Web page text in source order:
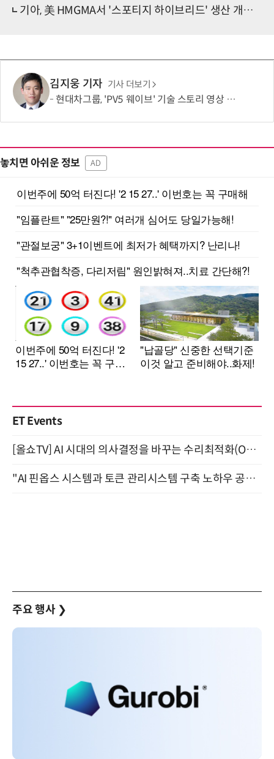
기아, 美 HMGMA서 '스포티지 하이브리드' 생산 개시…전동화 라인업 강화
김지웅 기자 기사 더보기
현대차그룹, 'PV5 웨이브' 기술 스토리 영상 조회수 1000만뷰 돌파
놓치면 아쉬운 정보 AD
ET Events
[올쇼TV] AI 시대의 의사결정을 바꾸는 수리최적화(Optimization) 소개 (8/20 생방송)
"AI 핀옵스 시스템과 토큰 관리시스템 구축 노하우 공개" 잠실 한국광고문화회관 2층 대회의실 (8/21)
주요 행사 ❯